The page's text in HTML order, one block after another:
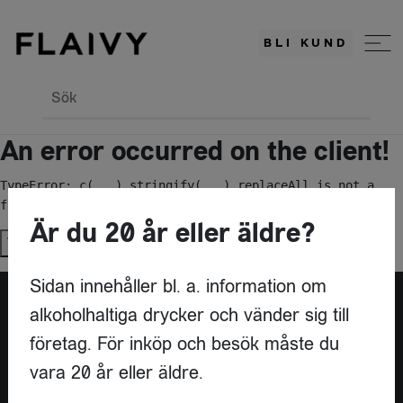
BLI KUND
Sök
An error occurred on the client!
TypeError: c(...).stringify(...).replaceAll is not a
function
Try again
Är du leverantör?
Är du 20 år eller äldre?
Sidan innehåller bl. a. information om
alkoholhaltiga drycker och vänder sig till
företag. För inköp och besök måste du
vara 20 år eller äldre.